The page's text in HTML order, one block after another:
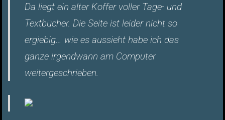
Da liegt ein alter Koffer voller Tage- und
Textbücher. Die Seite ist leider nicht so
ergiebig… wie es aussieht habe ich das
ganze irgendwann am Computer
weitergeschrieben.